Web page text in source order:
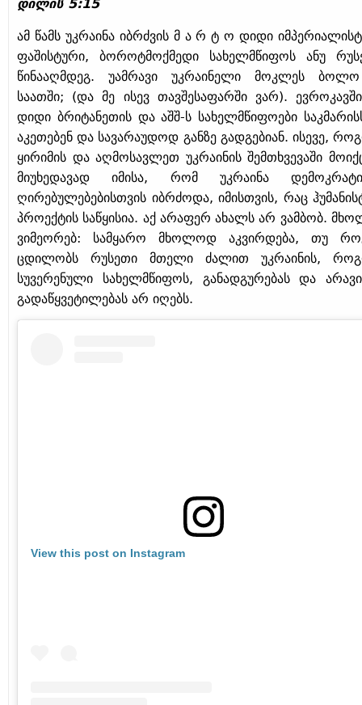
დილის 5:15
ამ წამს უკრაინა იბრძვის მ ა რ ტ ო დიდი
ფაშისტური, ბოროტმოქმედი სახელმწიფოს ანუ
წინააღმდეგ. უამრავი უკრაინელი მოკლეს
საათში; (და მე ისევ თავშესაფარში ვარ).
დიდი ბრიტანეთის და აშშ-ს სახელმწიფოები
აკეთებენ და სავარაუდოდ განზე გადგებიან. ისევე,
ყირიმის და აღმოსავლეთ უკრაინის შემთხვევაში
მიუხედავად იმისა, რომ უკრაინა
ღირებულებებისთვის იბრძოდა, იმისთვის, რაც
პროექტის საწყისია. აქ არაფერ ახალს არ ვამბობ.
ვიმეორებ: სამყარო მხოლოდ აკვირდება, თუ
ცდილობს რუსეთი მთელი ძალით უკრაინის,
სუვერენული სახელმწიფოს, განადგურებას და
გადაწყვეტილებას არ იღებს.
View this post on Instagram